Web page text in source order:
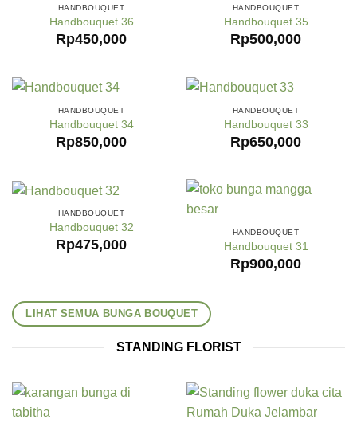
HANDBOUQUET
Handbouquet 36
Rp450,000
HANDBOUQUET
Handbouquet 35
Rp500,000
HANDBOUQUET
Handbouquet 34
Rp850,000
HANDBOUQUET
Handbouquet 33
Rp650,000
HANDBOUQUET
Handbouquet 32
Rp475,000
HANDBOUQUET
Handbouquet 31
Rp900,000
LIHAT SEMUA BUNGA BOUQUET
STANDING FLORIST